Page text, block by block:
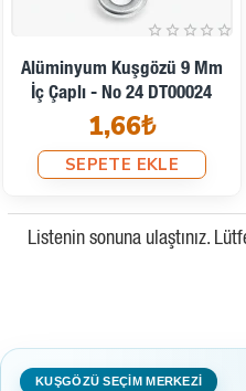
Alüminyum Kuşgözü 9 Mm
İç Çaplı - No 24 DT00024
1,66₺
SEPETE EKLE
Listenin sonuna ulaştınız.
KUŞGÖZÜ SEÇİM MERKEZİ